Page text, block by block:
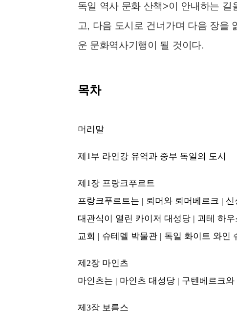
독일 역사 문화 산책>이 안내하는
고, 다음 도시로 건너가며 다음 장을
운 문화역사기행이 될 것이다.
목차
머리말
제1부 라인강 유역과 중부 독일의 도시
제1장 프랑크푸르트
프랑크푸르트는 | 뢰머와 뢰머베르크 |
대관식이 열린 카이저 대성당 | 괴테 하
교회 | 슈테델 박물관 | 독일 화이트 와인
제2장 마인츠
마인츠는 | 마인츠 대성당 | 구텐베르크
제3장 보름스